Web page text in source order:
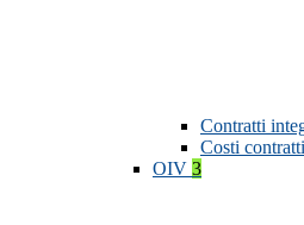
Contratti
Costi
OIV 3